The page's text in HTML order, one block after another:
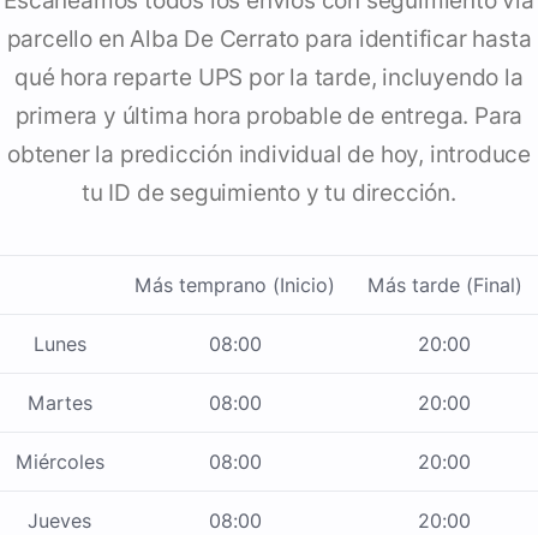
parcello en Alba De Cerrato para identificar hasta
qué hora reparte UPS por la tarde, incluyendo la
primera y última hora probable de entrega. Para
obtener la predicción individual de hoy, introduce
tu ID de seguimiento y tu dirección.
Más temprano (Inicio) Más tarde (Final)
Lunes 08:00 20:00
Martes 08:00 20:00
Miércoles 08:00 20:00
Jueves 08:00 20:00